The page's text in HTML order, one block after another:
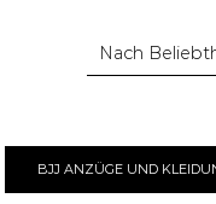
BJJ ANZÜGE UND